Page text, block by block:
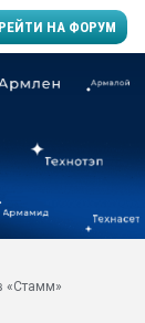
НА ФОРУМ
пластмасс"
«Стамм»